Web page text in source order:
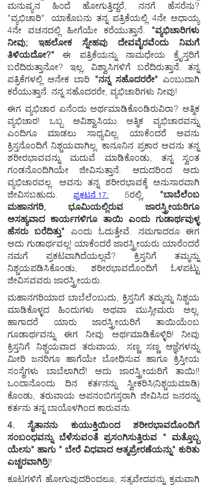
ಮನುಷ್ಯನ ಹಿ೦ದೆ ಹೋಗುತ್ತಿದ್ದರೆ, ನನಗೆ ಹೆಸರೆನು?
"ವ್ಯಭಿಚಾರಿ". ಯಾಕೊಬನು ತನ್ನ ಪತ್ರಿಕೆಯಲ್ಲಿ 4ನೇ ಅಧಾಯ್ಯ
4ನೇ ವಚನದಲ್ಲಿ ಹೀಗೆಯೇ ಕರೆಯುತ್ತಾನೆ. "ವ್ಯಭಿಚಾರಿಗಳು
ನೀವು; ಇಹಲೋಕ ಸ್ನೇಹವು ದೇವವೈರವೆ೦ದು ನಿಮಗೆ
ತಿಳಿಯದೋ?" ಈ ಪತ್ರಿಕೆಯನ್ನು ನಾಮಧೇಯ ಕ್ರೈಸ್ತರಿಗೆ
ಬರೆದಿರುತ್ತಾನೋ? ಇಲ್ಲ, ವಿಶ್ವಾಸಿಗಳಿಗೆ ಬರೆದಿರುತ್ತಾನೆ. ತನ್ನ
ಪತ್ರಿಕೆಗಳಲ್ಲಿ ಅನೇಕ ಬಾರಿ "ನನ್ನ ಸಹೊದರರೇ" ಎ೦ಬುದಾಗಿ
ಕರೆಯುತ್ತಾನೆ. ನನ್ನ ಸಹೊದರರೇ, ವ್ಯಭಿಚಾರಿಗಳು ನೀವು!
ಈಗ ವ್ಯಭಿಚಾರ ಏನೆಂದು ಅರ್ಥಮಾಡಿಕೊಂಡಿರುವಿರಾ? ಆತ್ಮಿಕ
ವ್ಯಭಿಚಾರ! ಒಬ್ಬ ಅವಿಶ್ವಾಸಿಯು ಆತ್ಮಿಕ ವ್ಯಭಿಚಾರವನ್ನು
ಎಂದಿಗೂ ಮಾಡಲು ಸಾಧ್ಯವಿಲ್ಲ. ಯಾಕೆಂದರೆ ಅವನು
ಕ್ರಿಸ್ತನೊಂದಿಗೆ ನಿಶ್ಚಯವಾಗಿಲ್ಲ. ಕಾನೂನಿನ ಪ್ರಕಾರ ಅವನು ತನ್ನ
ಶರೀರಭಾವವನ್ನು ಮದುವೆ ಮಾಡಿಕೊಂಡು, ತನ್ನ ಸ್ವಂತ
ಗಂಡನೊಂದಿಗಿಯೇ ಜೀವಿಸುತ್ತಾನೆ. ಆದುದರಿಂದ ಅದು
ವ್ಯಭಿಚಾರವಲ್ಲ. ಅವನು ತನ್ನ ಶರೀರಭಾವಕ್ಕೆ ಅನುಸಾರವಾಗಿ
ಜೀವಿಸಬಹುದು.ಪ್ರಕಟನೆ 17: 5ರಲ್ಲಿ, "ಬಾಬೆಲೆಂಬ
ಮಹಾನಗರಿ, ಭೂಮಿಯಲ್ಲಿರುವ ಜಾರಸ್ತ್ರೀಯರಿಗೂ
ಅಸಹ್ಯವಾದ ಕಾರ್ಯಗಳಿಗೂ ತಾಯಿ ಎಂದು ಗುಡಾರ್ಥವುಳ್ಳ
ಹೆಸರು ಬರೆದಿತ್ತು" ಎಂದು ಓದುತ್ತೇವೆ. ನಮಗಾದರೂ ಈಗ
ಅದು ಗುಡಾರ್ಥವಲ್ಲ! ಯಾಕೆಂದರೆ ಜಾರಸ್ತ್ರೀಯರು ಯಾರೆಂದರೆ
ನಮಗೆ ಪ್ರಕಟವಾಗಿದೆಯಲ್ಲವೆ? ಕ್ರಿಸ್ತನಿಗೆ ತಮ್ಮನ್ನು
ನಿಶ್ಚಯಪಡಿಸಿಕೊಂಡು, ಶರೀರಭಾವದೊಂದಿಗೆ ಓಳಪಟ್ಟು
ಜೀವಿಸವವರು ಜಾರಸ್ತ್ರೀಯರು.
ಮಹಾನಗರಿಯಾದ ಬಾಬೆಲೆಂಬುದು, ಕ್ರಿಸ್ತನಿಗೆ ತಮ್ಮನ್ನು ನಿಶ್ಚಯ
ಮಾಡಿಕೊಳ್ಳದ ಹಿಂದುಗಳು ಅಥವಾ ಮುಸ್ಲೀಮರು ಅಲ್ಲ.
ಹಾಗಾದರೆ ಯಾರು ಜಾರಸ್ತ್ರೀಯರಿಗೆ ತಾಯಿಯೆಂಬ
ಗೂಡಾರ್ಥವನ್ನು ಈಗ ನೀವು ಅರ್ಥಮಾಡಿಕೊಳ್ಳಿರಿ! ನೀವು
ಕ್ರಿಸ್ತನಿಗೆ ನಿಶ್ಚಯವಾದ ತರುವಾಯ, ಸಣ್ಣ ಸಣ್ಣ ಆಜ್ಞೆಗಳನ್ನು
ಮೀರಿ ಜನರಿಗೂ ಹಾಗೆಯೇ ಬೋಧಿಸುವ ಹಾಗೂ ಕ್ರಿಸ್ತೀಯ
ಸಂಸ್ಥೆಗಳು ಬಾಬೆಲಾಗಿದೆ! ಅದು ಜಾರಸ್ತ್ರೀಯರಿಗೆ ತಾಯಿ!!
ಒಂದಾನೊಂದು ದಿನ ಕರ್ತನನ್ನು ಸ್ವೀಕರಿಸಿ(ನಿಶ್ಚಯಮಾಡಿ)
ಕೊಂಡು, ತರುವಾಯ ಅಪನಂಬಿಗಸ್ತರಾಗಿ ಜೀವಿಸಿದ ಜನರನ್ನು
ಕರ್ತನು ತನ್ನ ಬಾಯೊಳಗಿಂದ ಕಾರುವನು.
4. ಸೈತಾನನು ಕುಯುಕ್ತಿಯಿಂದ ಶರೀರಭಾವದೊಂದಿಗೆ
ಸಂಬಂಧವನ್ನು ಬೆಳೆಸುವಂತೆ ಪ್ರಸಂಗಿಸುತ್ತಿರುವ " ಮತ್ತೊಬ್ಬ
ಯೇಸು" ಹಾಗು " ಬೇರೆ ವಿಧವಾದ ಆತ್ಮಪ್ರೇರಣೆಯನ್ನು" ಕುರಿತು
ಎಚ್ಚರವಾಗಿರ್ರಿ!!
ಕೂಟಗಳಿಗೆ ಹೋಗುವುದರಿಂದಲೂ, ಸತ್ಯವೇದವನ್ನು ಕ್ರಮವಾಗಿ